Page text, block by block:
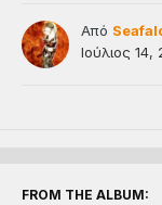
Από
Ιούλιος 14,
FROM THE ALBUM: